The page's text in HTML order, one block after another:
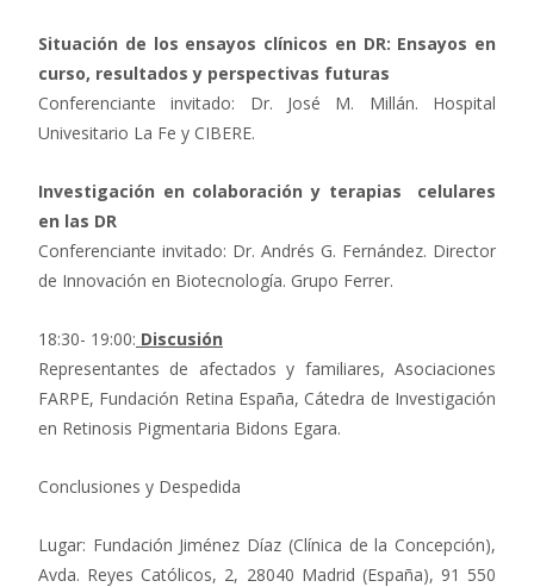
Situación de los ensayos clínicos en DR: Ensayos en
curso, resultados y perspectivas futuras
Conferenciante invitado: Dr. José M. Millán. Hospital
Univesitario La Fe y CIBERE.
Investigación en colaboración y terapias celulares
en las DR
Conferenciante invitado: Dr. Andrés G. Fernández. Director
de Innovación en Biotecnología. Grupo Ferrer.
18:30- 19:00: Discusión
Representantes de afectados y familiares, Asociaciones
FARPE, Fundación Retina España, Cátedra de Investigación
en Retinosis Pigmentaria Bidons Egara.
Conclusiones y Despedida
Lugar: Fundación Jiménez Díaz (Clínica de la Concepción),
Avda. Reyes Católicos, 2, 28040 Madrid (España), 91 550